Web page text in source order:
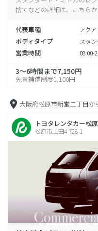
捨てなどの詳細は、こちら
代表車種 アク
ボディタイプ スタ
営業時間 08:00-
3～6時間まで7,150円
免責補償制度1,100円
大阪府松原市新堂二丁目か
トヨタレンタカー松原
松原市上田4-728-1